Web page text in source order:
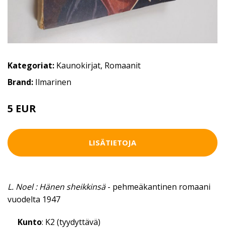
Kategoriat: Kaunokirjat, Romaanit
Brand: Ilmarinen
5 EUR
LISÄTIETOJA
L. Noel : Hänen sheikkinsä- pehmeäkantinen romaani
vuodelta 1947
Kunto: K2 (tyydyttävä)